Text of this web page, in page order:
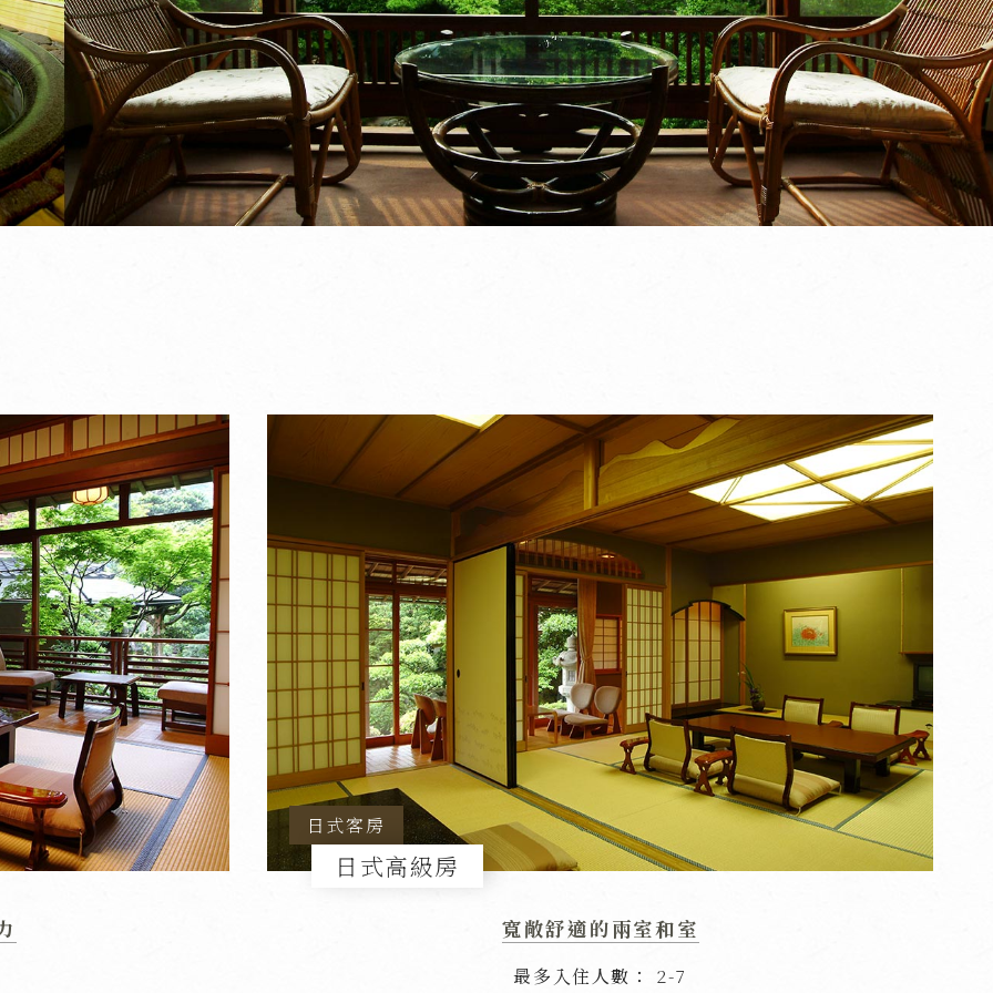
日式客房
日式高級房
寬敞舒適的兩室和室
最多入住人數
2-7